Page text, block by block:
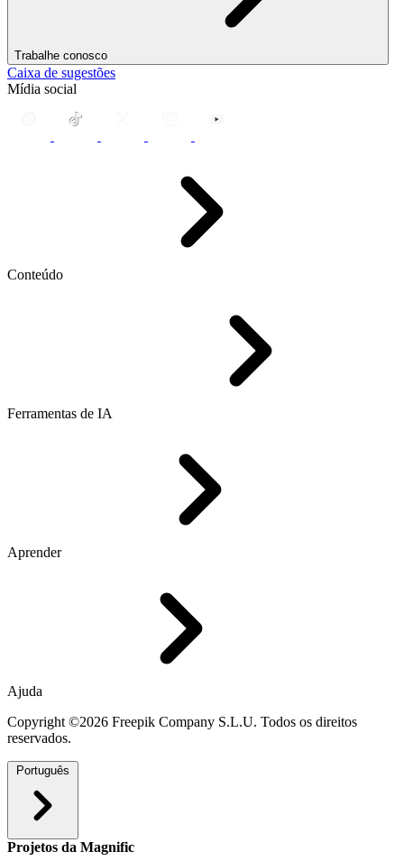
Trabalhe conosco
Caixa de sugestões
Mídia social
Conteúdo
Ferramentas de IA
Aprender
Ajuda
Copyright ©2026 Freepik Company S.L.U. Todos os direitos
reservados.
Português
Projetos da Magnific